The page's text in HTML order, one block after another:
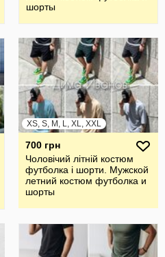
шорты
XS, S, M, L, XL, XXL
700 грн
Чоловічий літній костюм
футболка і шорти. Мужской
летний костюм футболка и
шорты